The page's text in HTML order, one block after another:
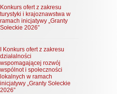
Konkurs ofert z zakresu
turystyki i krajoznawstwa w
ramach inicjatywy „Granty
Sołeckie 2026”
I Konkurs ofert z zakresu
działalności
wspomagającej rozwój
wspólnot i społeczności
lokalnych w ramach
inicjatywy „Granty Sołeckie
2026”